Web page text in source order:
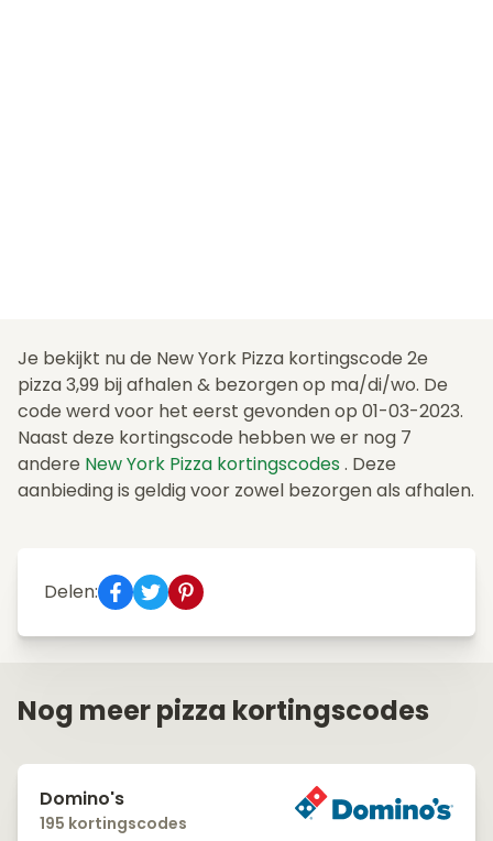
Je bekijkt nu de New York Pizza kortingscode 2e
pizza 3,99 bij afhalen & bezorgen op ma/di/wo. De
code werd voor het eerst gevonden op 01-03-2023.
Naast deze kortingscode hebben we er nog 7
andere New York Pizza kortingscodes . Deze
aanbieding is geldig voor zowel bezorgen als afhalen.
Delen:
Nog meer pizza kortingscodes
Domino's
195 kortingscodes